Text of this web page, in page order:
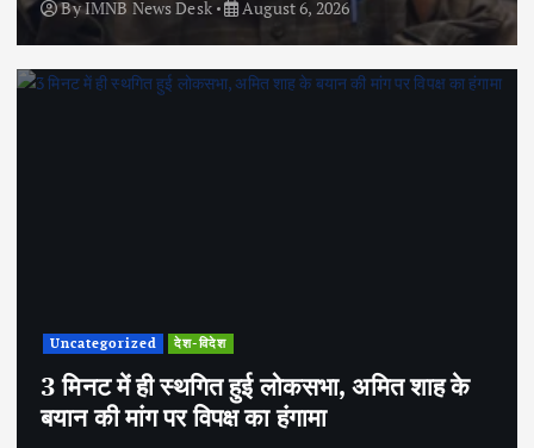
ByIMNB News Desk August 6, 2026
Uncategorized देश-विदेश
3 मिनट में ही स्थगित हुई लोकसभा, अमित शाह के
बयान की मांग पर विपक्ष का हंगामा